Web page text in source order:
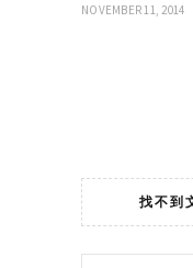
NOVEMBER 11, 2014
找不到